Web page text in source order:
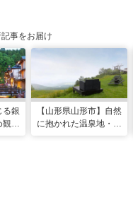
事をお届け
る銀
観光
【山形県山形市】自然
に抱かれた温泉地・蔵